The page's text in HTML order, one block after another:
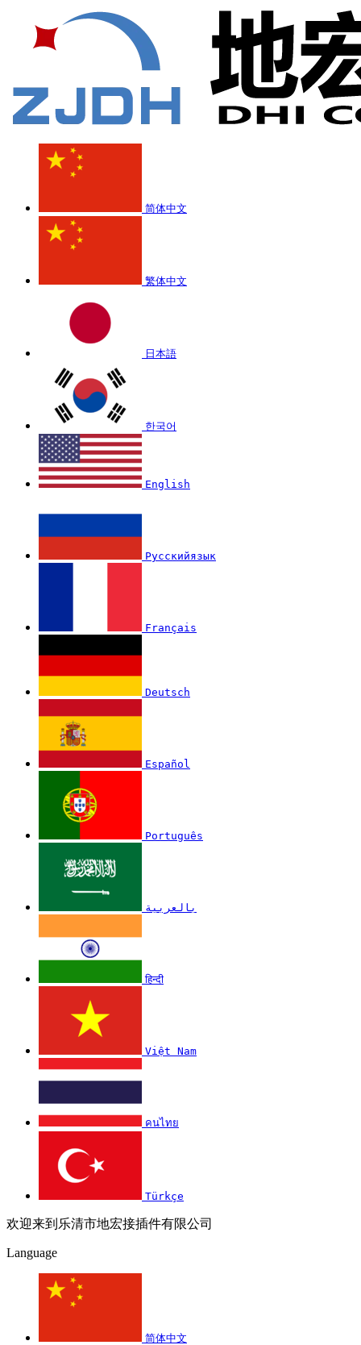
简体中文
繁体中文
日本語
한국어
English
Русскийязык
Français
Deutsch
Español
Português
بالعربية
हिन्दी
Việt Nam
คนไทย
Türkçe
欢迎来到乐清市地宏接插件有限公司
Language
简体中文